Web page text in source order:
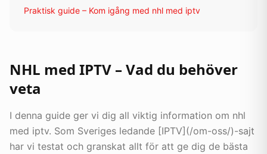
Praktisk guide – Kom igång med nhl med iptv
NHL med IPTV – Vad du behöver
veta
I denna guide ger vi dig all viktig information om nhl
med iptv. Som Sveriges ledande [IPTV](/om-oss/)-sajt
har vi testat och granskat allt för att ge dig de bästa